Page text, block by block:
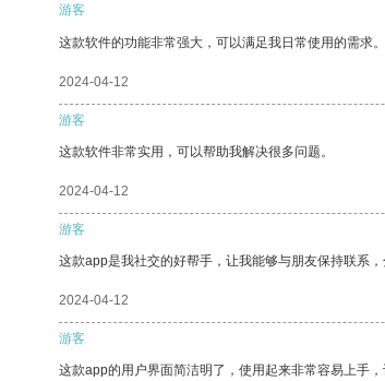
游客
这款软件的功能非常强大，可以满足我日常使用的需求。
2024-04-12
游客
这款软件非常实用，可以帮助我解决很多问题。
2024-04-12
游客
这款app是我社交的好帮手，让我能够与朋友保持联系，
2024-04-12
游客
这款app的用户界面简洁明了，使用起来非常容易上手